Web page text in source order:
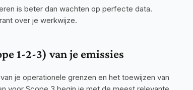
is beter dan wachten op perfecte data.
over je werkwijze.
1-2-3) van je emissies
je operationele grenzen en het toewijzen van